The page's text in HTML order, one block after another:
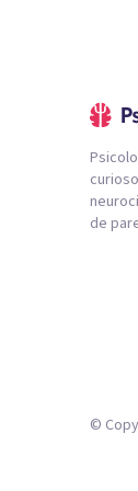
de
©